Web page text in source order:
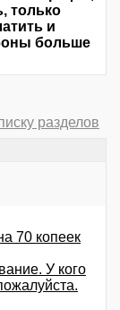
только
и
больше
разделов
70 копеек
У кого